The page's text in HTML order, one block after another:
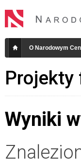
O Narodowym
Projekty
Wyniki